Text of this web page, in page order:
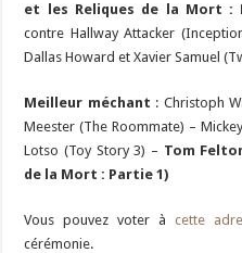
et les Reliques de la Mort :
contre Hallway Attacker
Dallas Howard et Xavier Samuel
Meilleur méchant : Christoph
Meester (The Roommate) –
Lotso (Toy Story 3) – Tom
de la Mort : Partie 1)
Vous pouvez voter à cette
cérémonie.